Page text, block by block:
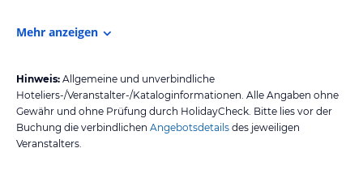
Mehr anzeigen
Hinweis: Allgemeine und unverbindliche
Hoteliers-/Veranstalter-/Kataloginformationen. Alle Angaben ohne
Gewähr und ohne Prüfung durch HolidayCheck. Bitte lies vor der
Buchung die verbindlichen Angebotsdetails des jeweiligen
Veranstalters.